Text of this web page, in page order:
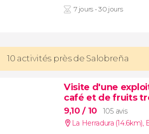
7 jours - 30 jours
10 activités près de Salobreña
Visite d'une
café et de fruits
9,10/ 10
105 avis
La Herradura (14.6km)